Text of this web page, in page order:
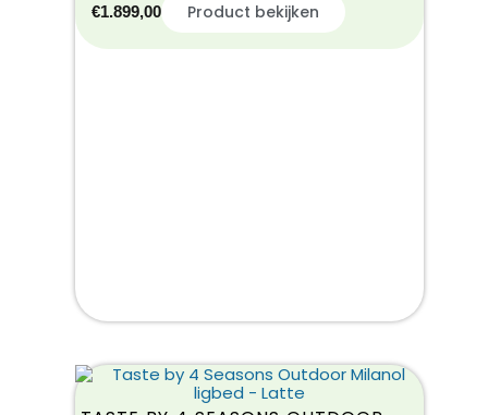
€1.899,00 Product bekijken